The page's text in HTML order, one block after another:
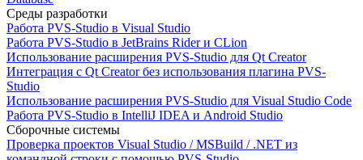
Среды разработки
Работа PVS-Studio в Visual Studio
Работа PVS-Studio в JetBrains Rider и CLion
Использование расширения PVS-Studio для Qt Creator
Интеграция с Qt Creator без использования плагина PVS-
Studio
Использование расширения PVS-Studio для Visual Studio Code
Работа PVS-Studio в IntelliJ IDEA и Android Studio
Сборочные системы
Проверка проектов Visual Studio / MSBuild / .NET из